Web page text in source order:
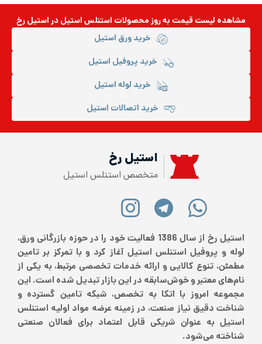
مشاهده لیست قیمت به روزمحصولات استنلس استیلدر استیل رخ
خرید ورق استیل
خرید پروفیل استیل
خرید لوله استیل
خرید اتصالات استیل
استیل رخ
متخصص استنلس استیل
استیل رخ از سال 1386 فعالیت خود را در حوزه بازرگانی ورق،
لوله و پروفیل استنلس استیل آغاز کرد و با تمرکز بر تامین
مطمئن، تنوع کالایی و ارائه خدمات تخصصی مرتبط، به یکی از
نام‌های معتبر و خوش‌سابقه در این بازار تبدیل شده است. این
مجموعه امروز با اتکا به تخصص، شبکه تامین گسترده و
شناخت دقیق نیاز صنعت، در زمینه عرضه مواد اولیه استنلس
استیل به عنوان شریکی قابل اعتماد برای فعالان صنعتی
شناخته می‌شود.